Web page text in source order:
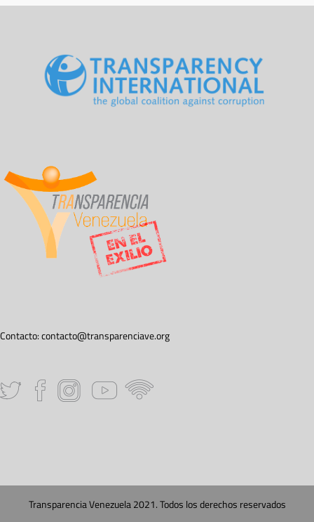
Contacto:contacto@transparenciave.org
Transparencia Venezuela 2021. Todos los derechos reservados